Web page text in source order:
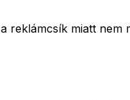
reklámcsík miatt nem